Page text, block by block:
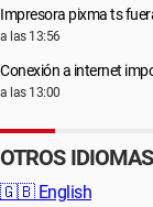
Impresora pixma ts
a las 13:56
Conexión a internet
a las 13:00
OTROS IDIOMAS
🇬🇧 English